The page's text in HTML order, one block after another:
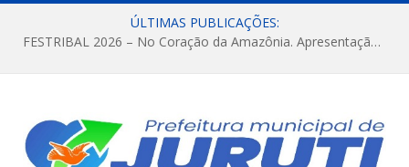
ÚLTIMAS PUBLICAÇÕES:
FESTRIBAL 2026 – No Coração da Amazônia. Apresentação da Munduruku.